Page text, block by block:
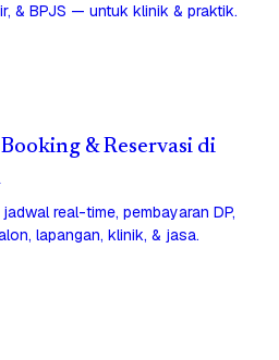
& BPJS — untuk klinik & praktik.
& Reservasi di
real-time, pembayaran DP,
lapangan, klinik, & jasa.